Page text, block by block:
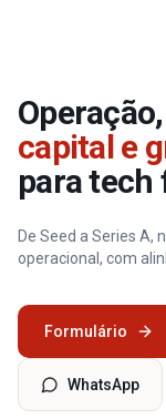
Operação,
capital e
para tech
De Seed a Series A,
operacional, com
Formulário
WhatsApp